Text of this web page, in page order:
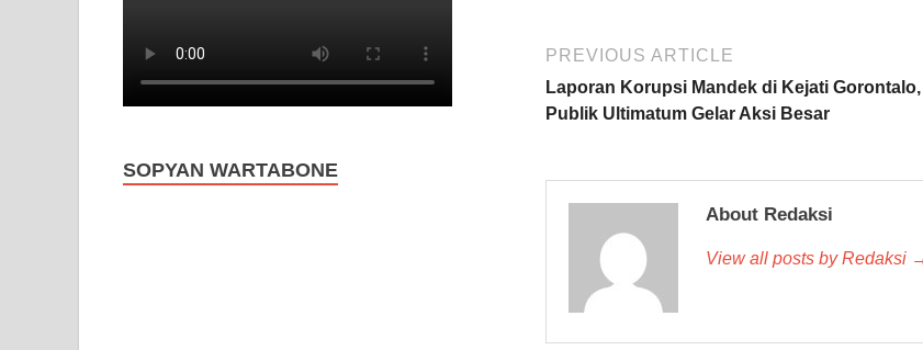
PREVIOUS ARTICLE
Laporan Korupsi Mandek di Kejati Gorontalo,
Publik Ultimatum Gelar Aksi Besar
About Redaksi
View all posts by Redaksi
SOPYAN WARTABONE